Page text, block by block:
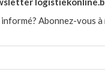
Abonnez-vous